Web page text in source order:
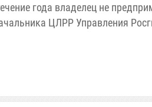
года владелец не
ЦЛРР Управления